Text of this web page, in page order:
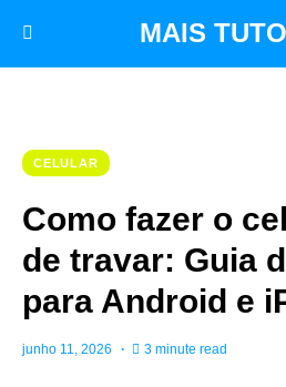
MAIS
CELULAR
Como fazer o
de travar: Guia
para Android e
junho 11, 2026 3 minute read